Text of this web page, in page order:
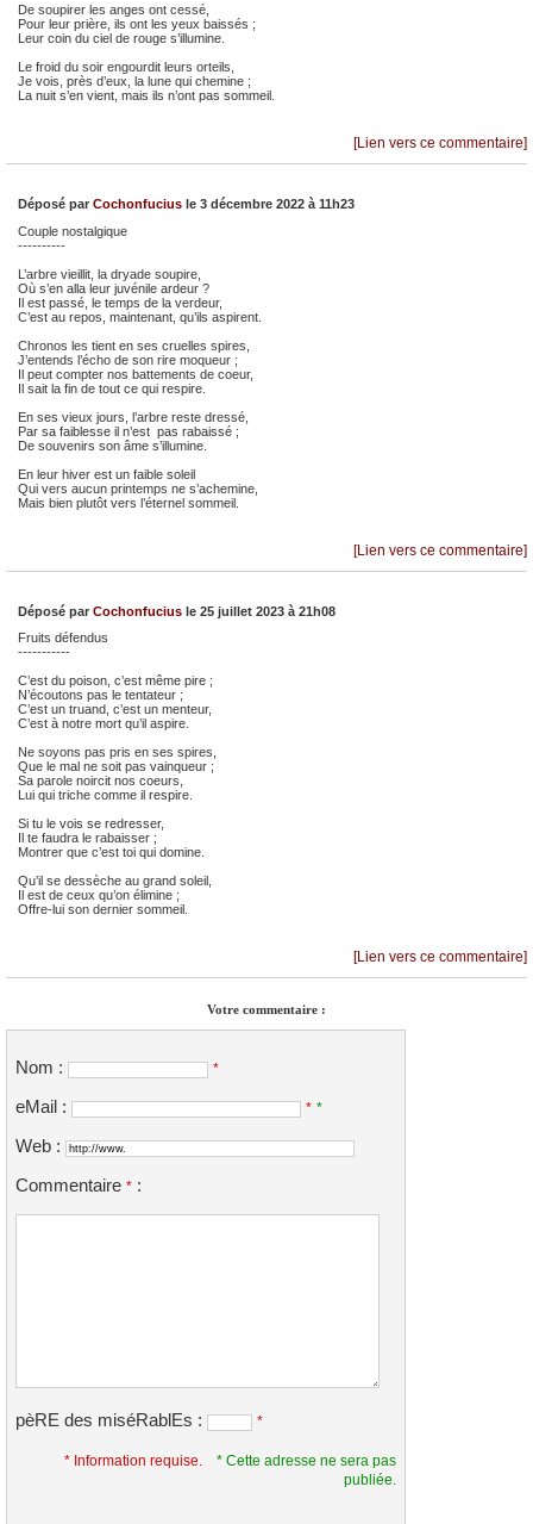
De soupirer les anges ont cessé,
Pour leur prière, ils ont les yeux baissés ;
Leur coin du ciel de rouge s’illumine.
Le froid du soir engourdit leurs orteils,
Je vois, près d’eux, la lune qui chemine ;
La nuit s’en vient, mais ils n’ont pas sommeil.
[Lien vers ce commentaire]
Déposé par Cochonfucius le 3 décembre 2022 à 11h23
Couple nostalgique
----------
L’arbre vieillit, la dryade soupire,
Où s’en alla leur juvénile ardeur ?
Il est passé, le temps de la verdeur,
C’est au repos, maintenant, qu’ils aspirent.
Chronos les tient en ses cruelles spires,
J’entends l’écho de son rire moqueur ;
Il peut compter nos battements de coeur,
Il sait la fin de tout ce qui respire.
En ses vieux jours, l’arbre reste dressé,
Par sa faiblesse il n’est pas rabaissé ;
De souvenirs son âme s’illumine.
En leur hiver est un faible soleil
Qui vers aucun printemps ne s’achemine,
Mais bien plutôt vers l’éternel sommeil.
[Lien vers ce commentaire]
Déposé par Cochonfucius le 25 juillet 2023 à 21h08
Fruits défendus
-----------
C’est du poison, c’est même pire ;
N’écoutons pas le tentateur ;
C’est un truand, c’est un menteur,
C’est à notre mort qu’il aspire.
Ne soyons pas pris en ses spires,
Que le mal ne soit pas vainqueur ;
Sa parole noircit nos coeurs,
Lui qui triche comme il respire.
Si tu le vois se redresser,
Il te faudra le rabaisser ;
Montrer que c’est toi qui domine.
Qu’il se dessèche au grand soleil,
Il est de ceux qu’on élimine ;
Offre-lui son dernier sommeil.
[Lien vers ce commentaire]
Votre commentaire :
Nom : *
eMail : * *
Web :
Commentaire * :
pèRE des miséRablEs : *
* Information requise.
* Cette adresse ne sera pas
publiée.